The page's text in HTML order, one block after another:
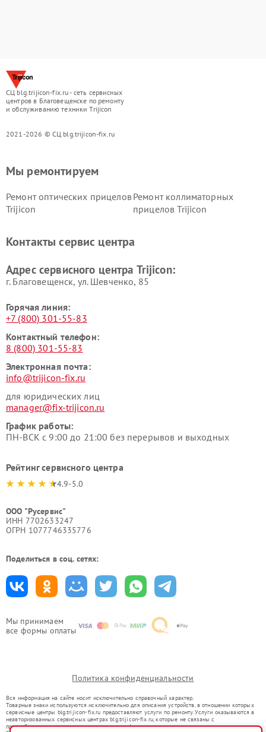
СЦ blg.trijicon-fix.ru - сеть сервисных
центров в Благовещенске по ремонту
и обслуживанию техники Trijicon
2021-2026 © СЦ blg.trijicon-fix.ru
Мы принимаем
все формы оплаты
Мы ремонтируем
Ремонт оптических прицелов
Trijicon
Ремонт коллиматорных
прицелов Trijicon
Контакты сервис центра
Адрес сервисного центра Trijicon:
г. Благовещенск, ул. Шевченко, 85
Горячая линия:
+7 (800) 301-55-83
Контактный телефон:
8 (800) 301-55-83
Электронная почта:
info@trijicon-fix.ru
для юридических лиц
manager@fix-trijicon.ru
График работы:
ПН-ВСК с 9:00 до 21:00 без перерывов и выходных
Рейтинг сервисного центра
4.9-5.0
ООО "Русервис"
ИНН 7702633247
ОГРН 1077746335776
Поделиться в соц. сетях:
Политика конфиденциальности
Вся информация на сайте носит исключительно справочный характер.
Товарные знаки используются исключительно для описания устройств, в отношении которых
сервисные центры blg.trijicon-fix.ru предоставляют услуги по ремонту. Услуги оказываются в
неавторизованных сервисных центрах blg.trijicon-fix.ru, которые не связаны с
правообладателями товарных знаков или их официальными представителями.